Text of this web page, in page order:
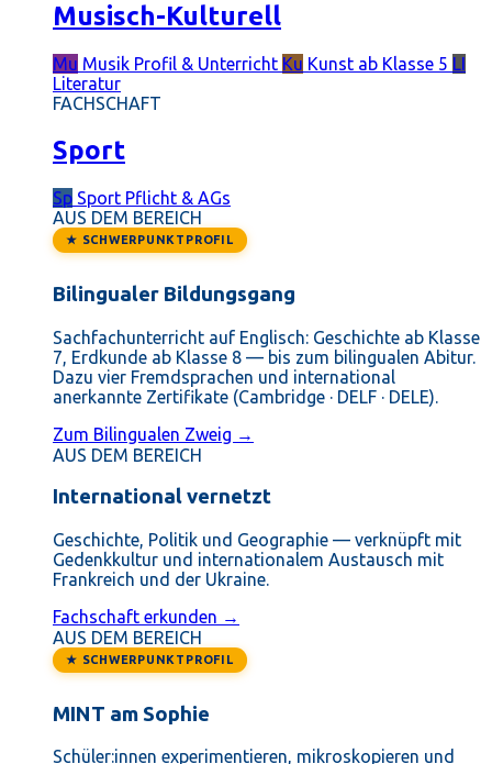
Musisch-Kulturell
Mu Musik Profil & Unterricht Ku Kunst ab Klasse 5 LI
Literatur
FACHSCHAFT
Sport
Sp Sport Pflicht & AGs
AUS DEM BEREICH
★ SCHWERPUNKTPROFIL
Bilingualer Bildungsgang
Sachfachunterricht auf Englisch: Geschichte ab Klasse
7, Erdkunde ab Klasse 8 — bis zum bilingualen Abitur.
Dazu vier Fremdsprachen und international
anerkannte Zertifikate (Cambridge · DELF · DELE).
Zum Bilingualen Zweig →
AUS DEM BEREICH
International vernetzt
Geschichte, Politik und Geographie — verknüpft mit
Gedenkkultur und internationalem Austausch mit
Frankreich und der Ukraine.
Fachschaft erkunden →
AUS DEM BEREICH
★ SCHWERPUNKTPROFIL
MINT am Sophie
Schüler:innen experimentieren, mikroskopieren und